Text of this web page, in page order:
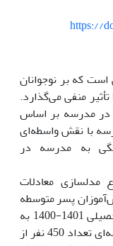
https://
است که بر نوجوانان
منفی می‌گذارد.
مدرسه بر اساس
با نقش واسطه‌ای
به مدرسه در
معادلات
پسر متوسطه
(دوره دوم) شهرستان هرسین در سال تحصیلی 1401-1400 به
تعداد 1918 بود که به‌صورت تصادفی خوشه‌ای تعداد 450 نفر از